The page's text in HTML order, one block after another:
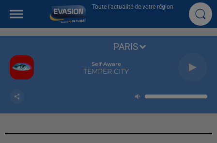
Toute l'actualité de votre région
Self Aware
TEMPER CITY
PARIS